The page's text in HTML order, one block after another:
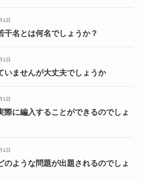
1日
干名とは何名でしょうか？
1日
いませんが大丈夫でしょうか
1日
際に編入することができるのでしょ
1日
のような問題が出題されるのでしょ